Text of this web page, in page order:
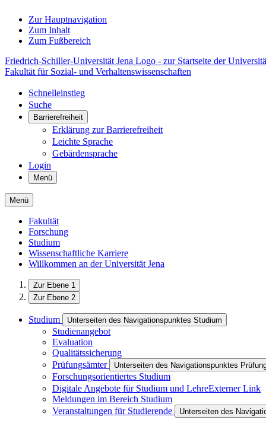
Zur Hauptnavigation
Zum Inhalt
Zum Fußbereich
Friedrich-Schiller-Universität Jena Logo - zur Startseite der
Fakultät für Sozial- und Verhaltenswissenschaften
Schnelleinstieg
Suche
Barrierefreiheit
Erklärung zur Barrierefreiheit
Leichte Sprache
Gebärdensprache
Login
Menü
Menü
Fakultät
Forschung
Studium
Wissenschaftliche Karriere
Willkommen an der Universität Jena
Zur Ebene 1
Zur Ebene 2
Studium Unterseiten des Navigationspunktes Studium
Studienangebot
Evaluation
Qualitätssicherung
Prüfungsämter
Unterseiten des Navigationspunktes
Forschungsorientiertes Studium
Digitale Angebote für Studium und LehreExterner Link
Meldungen im Bereich Studium
Veranstaltungen für Studierende
Unterseiten des